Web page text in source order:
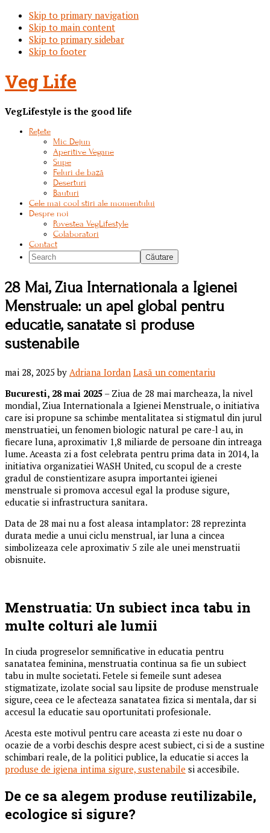
Skip to primary navigation
Skip to main content
Skip to primary sidebar
Skip to footer
Veg Life
VegLifestyle is the good life
Rețete
Mic Dejun
Aperitive Vegane
Supe
Feluri de bază
Deserturi
Bauturi
Cele mai cool stiri ale momentului
Despre noi
Povestea VegLifestyle
Colaboratori
Contact
Search
28 Mai, Ziua Internationala a Igienei
Menstruale: un apel global pentru
educatie, sanatate si produse
sustenabile
mai 28, 2025by Adriana Iordan Lasă un comentariu
Bucuresti, 28 mai 2025 – Ziua de 28 mai marcheaza, la nivel
mondial, Ziua Internationala a Igienei Menstruale, o initiativa
care isi propune sa schimbe mentalitatea si stigmatul din jurul
menstruatiei, un fenomen biologic natural pe care-l au, in
fiecare luna, aproximativ 1,8 miliarde de persoane din intreaga
lume. Aceasta zi a fost celebrata pentru prima data in 2014, la
initiativa organizatiei WASH United, cu scopul de a creste
gradul de constientizare asupra importantei igienei
menstruale si promova accesul egal la produse sigure,
educatie si infrastructura sanitara.
Data de 28 mai nu a fost aleasa intamplator: 28 reprezinta
durata medie a unui ciclu menstrual, iar luna a cincea
simbolizeaza cele aproximativ 5 zile ale unei menstruatii
obisnuite.
Menstruatia: Un subiect inca tabu in
multe colturi ale lumii
In ciuda progreselor semnificative in educatia pentru
sanatatea feminina, menstruatia continua sa fie un subiect
tabu in multe societati. Fetele si femeile sunt adesea
stigmatizate, izolate social sau lipsite de produse menstruale
sigure, ceea ce le afecteaza sanatatea fizica si mentala, dar si
accesul la educatie sau oportunitati profesionale.
Acesta este motivul pentru care aceasta zi este nu doar o
ocazie de a vorbi deschis despre acest subiect, ci si de a sustine
schimbari reale, de la politici publice, la educatie si acces la
produse de igiena intima sigure, sustenabile si accesibile.
De ce sa alegem produse reutilizabile,
ecologice si sigure?